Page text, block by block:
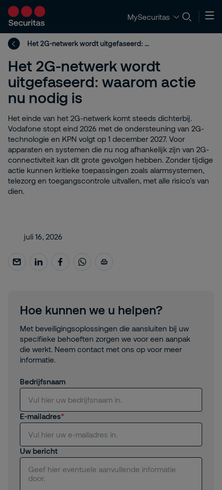
MySecuritas
Het 2G-netwerk wordt uitgefaseerd: waarom actie nu nodig is
Het 2G-netwerk wordt
uitgefaseerd: waarom actie
nu nodig is
Het einde van het 2G-netwerk komt steeds dichterbij.
Vodafone stopt eind 2026 met de ondersteuning van 2G-
technologie en KPN volgt op 1 december 2027. Voor
apparaten en systemen die nu nog afhankelijk zijn van 2G-
connectiviteit kan dit grote gevolgen hebben. Zonder tijdige
actie kunnen kritieke toepassingen zoals alarmsystemen,
telezorg en toegangscontrole uitvallen, met alle risico’s van
dien.
juli 16, 2026
Hoe kunnen we u helpen?
Met beveiligingsoplossingen die aansluiten bij uw
specifieke behoeften zorgen we voor een aanpak
die werkt. Neem contact met ons op voor meer
informatie.
Bedrijfsnaam
E-mailadres
Uw bericht